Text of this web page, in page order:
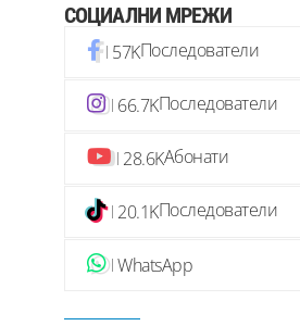
СОЦИАЛНИ МРЕЖИ
57KПоследователи
66.7KПоследователи
28.6KАбонати
20.1KПоследователи
WhatsApp